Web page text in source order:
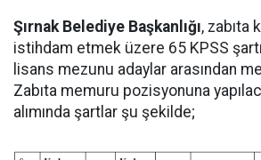
Şırnak Belediye Başkanlığı, zabıta
istihdam etmek üzere 65 KPSS
lisans mezunu adaylar arasından
Zabıta memuru pozisyonuna
alımında şartlar şu şekilde;